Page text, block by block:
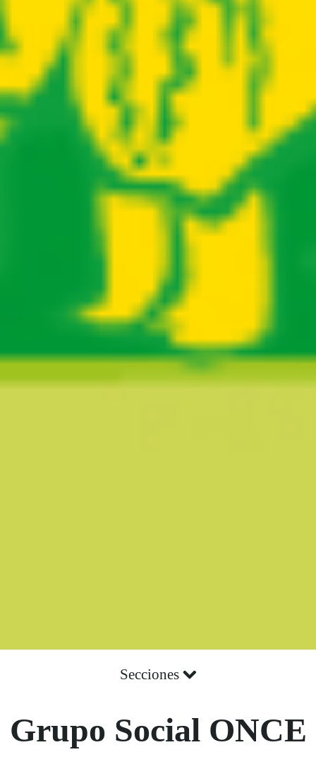
Secciones
Grupo Social ONCE